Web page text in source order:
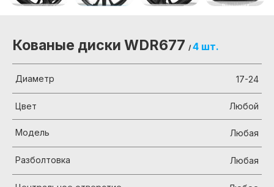
Кованые диски WDR677 / 4 шт.
Диаметр 17-24
Цвет Любой
Модель Любая
Разболтовка Любая